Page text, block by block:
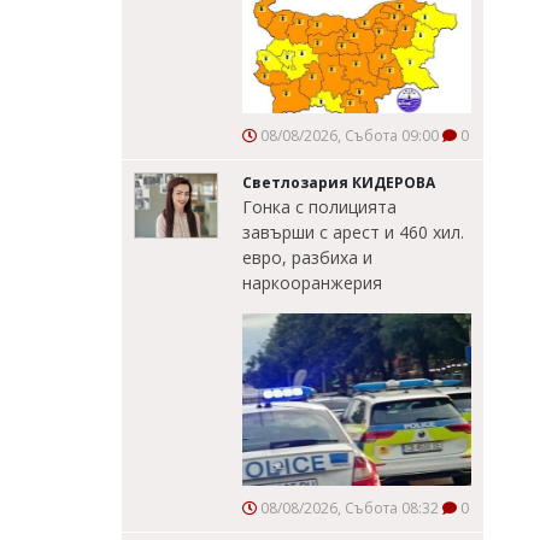
08/08/2026, Събота 09:00 0
Светлозария КИДЕРОВА
Гонка с полицията
завърши с арест и 460 хил.
евро, разбиха и
наркооранжерия
08/08/2026, Събота 08:32 0